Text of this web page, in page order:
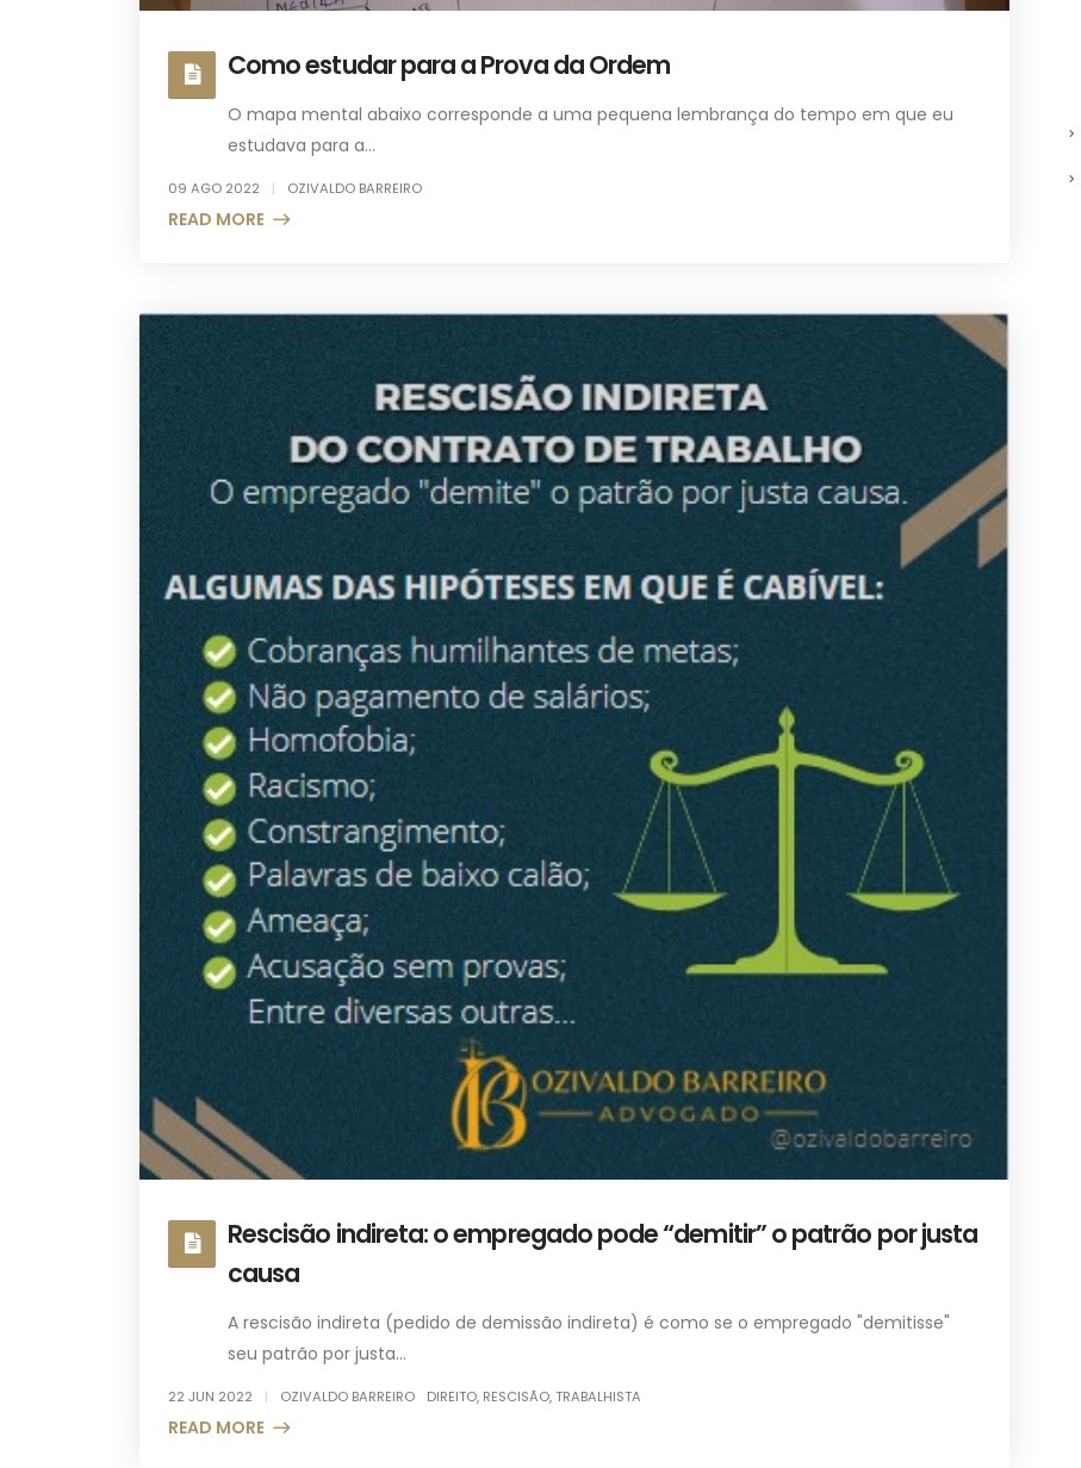
Como estudar para a Prova da Ordem
O mapa mental abaixo corresponde a uma pequena lembrança do tempo em que eu
estudava para a...
09 AGO 2022 OZIVALDO BARREIRO
READ MORE +
Rescisão indireta: o empregado pode “demitir” o patrão por justa
causa
A rescisão indireta (pedido de demissão indireta) é como se o empregado "demitisse"
seu patrão por justa...
22 JUN 2022 OZIVALDO BARREIRO DIREITO, RESCISÃO,TRABALHISTA
READ MORE +